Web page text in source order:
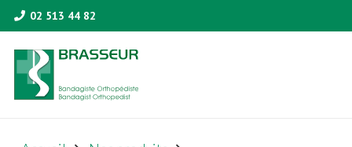
02 513 44 82